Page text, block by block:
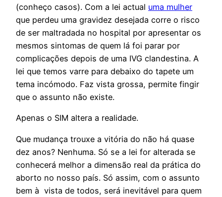
(conheço casos). Com a lei actual uma mulher
que perdeu uma gravidez desejada corre o risco
de ser maltradada no hospital por apresentar os
mesmos sintomas de quem lá foi parar por
complicações depois de uma IVG clandestina. A
lei que temos varre para debaixo do tapete um
tema incómodo. Faz vista grossa, permite fingir
que o assunto não existe.
Apenas o SIM altera a realidade.
Que mudança trouxe a vitória do não há quase
dez anos? Nenhuma. Só se a lei for alterada se
conhecerá melhor a dimensão real da prática do
aborto no nosso país. Só assim, com o assunto
bem à vista de todos, será inevitável para quem